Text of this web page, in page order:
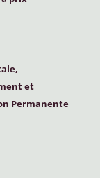
et
Permanente